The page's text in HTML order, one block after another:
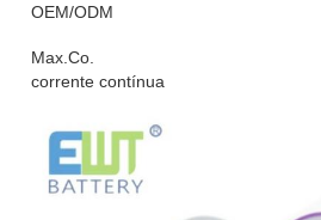
OEM/ODM
Max.Co.
corrente contínua